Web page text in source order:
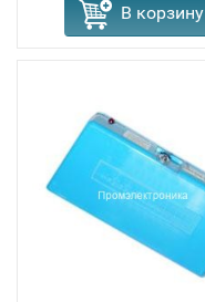
В корзину